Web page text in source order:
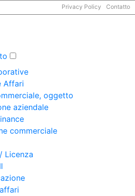
Privacy Policy Contatto
Affari
oggetto
aziendale
commerciale
Licenza